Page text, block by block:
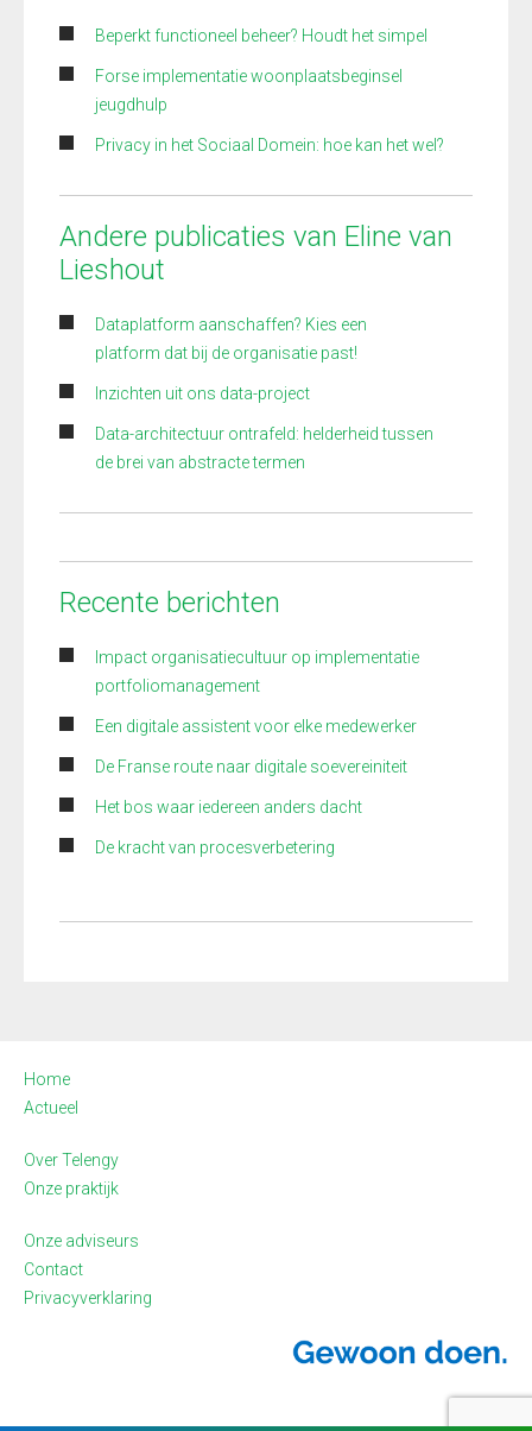
Beperkt functioneel beheer? Houdt het simpel
Forse implementatie woonplaatsbeginsel
jeugdhulp
Privacy in het Sociaal Domein: hoe kan het wel?
Andere publicaties van Eline van
Lieshout
Dataplatform aanschaffen? Kies een
platform dat bij de organisatie past!
Inzichten uit ons data-project
Data-architectuur ontrafeld: helderheid tussen
de brei van abstracte termen
Recente berichten
Impact organisatiecultuur op implementatie
portfoliomanagement
Een digitale assistent voor elke medewerker
De Franse route naar digitale soevereiniteit
Het bos waar iedereen anders dacht
De kracht van procesverbetering
Home
Actueel
Over Telengy
Onze praktijk
Onze adviseurs
Contact
Privacyverklaring